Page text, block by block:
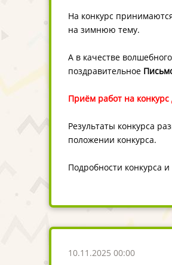
На конкурс
на зимнюю тему.
А в качестве
поздравительное
Приём работ на
Результаты конкурса
положении конкурса.
Подробности конкурса
10.11.2025 00:00